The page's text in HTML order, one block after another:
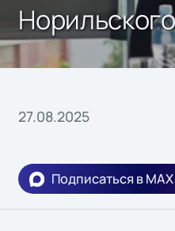
27.08.2025
Подписаться в MAX